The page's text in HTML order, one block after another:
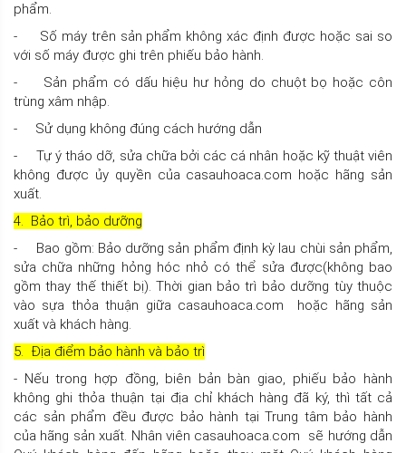
phẩm.
- Số máy trên sản phẩm không xác định được hoặc sai so
với số máy được ghi trên phiếu bảo hành.
- Sản phẩm có dấu hiệu hư hỏng do chuột bọ hoặc côn
trùng xâm nhập.
- Sử dụng không đúng cách hướng dẫn
- Tự ý tháo dỡ, sửa chữa bởi các cá nhân hoặc kỹ thuật viên
không được ủy quyền của casauhoaca.com hoặc hãng sản
xuất.
4. Bảo trì, bảo dưỡng
- Bao gồm: Bảo dưỡng sản phẩm định kỳ lau chùi sản phẩm,
sửa chữa những hỏng hóc nhỏ có thể sửa được(không bao
gồm thay thế thiết bị). Thời gian bảo trì bảo dưỡng tùy thuộc
vào sựa thỏa thuận giữa casauhoaca.com hoặc hãng sản
xuất và khách hàng.
5. Địa điểm bảo hành và bảo trì
- Nếu trong hợp đồng, biên bản bàn giao, phiếu bảo hành
không ghi thỏa thuận tại địa chỉ khách hàng đã ký, thì tất cả
các sản phẩm đều được bảo hành tại Trung tâm bảo hành
của hãng sản xuất. Nhân viên casauhoaca.com sẽ hướng dẫn